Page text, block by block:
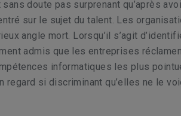
doute pas surprenant qu’après
sur le sujet du talent. Les
angle mort. Lorsqu’il s’agit
admis que les entreprises
informatiques les plus
regard si discriminant qu’elles ne le